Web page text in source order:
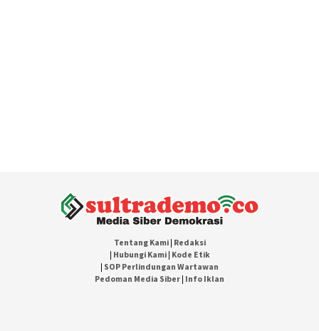
Tentang Kami| Redaksi
| Hubungi Kami| Kode Etik
| SOP Perlindungan Wartawan
Pedoman Media Siber | Info Iklan